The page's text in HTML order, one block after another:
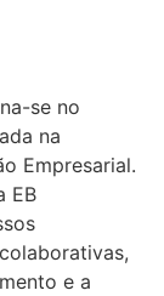
se no
na
Empresarial.
EB
e a